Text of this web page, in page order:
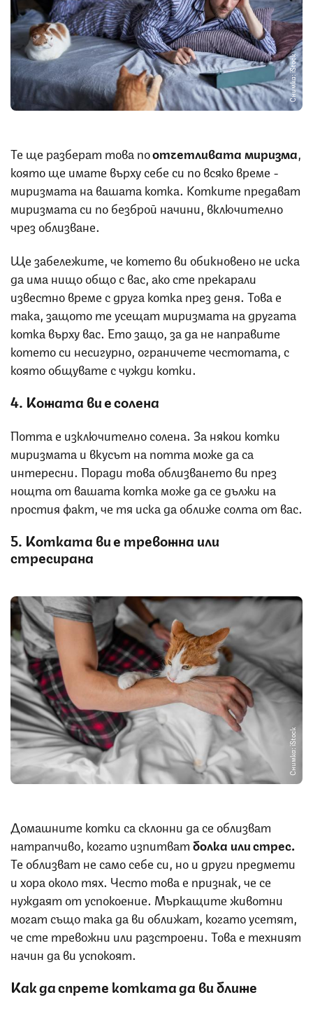
Снимка: iStock
Те ще разберат това поотчетливата миризма
която ще имате върху себе си по всяко време -
миризмата на вашата котка. Котките предават
миризмата си по безброй начини, включително
чрез облизване.
Ще забележите, че котето ви обикновено не иска
да има нищо общо с вас, ако сте прекарали
известно време с друга котка през деня. Това е
така, защото те усещат миризмата на другата
котка върху вас. Ето защо, за да не направите
котето си несигурно, ограничете честотата, с
която общувате с чужди котки.
4. Кожата ви е солена
Потта е изключително солена. За някои котки
миризмата и вкусът на потта може да са
интересни. Поради това облизването ви през
нощта от вашата котка може да се дължи на
простия факт, че тя иска да оближе солта от вас.
5. Котката ви е тревожна или
стресирана
Снимка: iStock
Домашните котки са склонни да се облизват
натрапчиво, когато изпитватболка или стрес.
Те облизват не само себе си, но и други предмети
и хора около тях. Често това е признак, че се
нуждаят от успокоение. Мъркащите животни
могат също така да ви оближат, когато усетят,
че сте тревожни или разстроени. Това е техният
начин да ви успокоят.
Как да спрете котката да ви ближе